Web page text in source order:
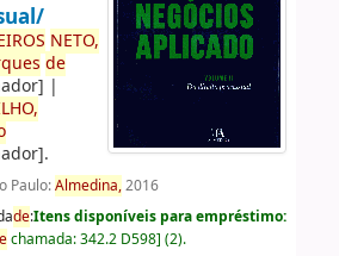
IROS NETO,
de
|
.
Paulo:Almedina,2016
de:Itens disponíveis para empréstimo:
chamada:342.2 D598] (2).